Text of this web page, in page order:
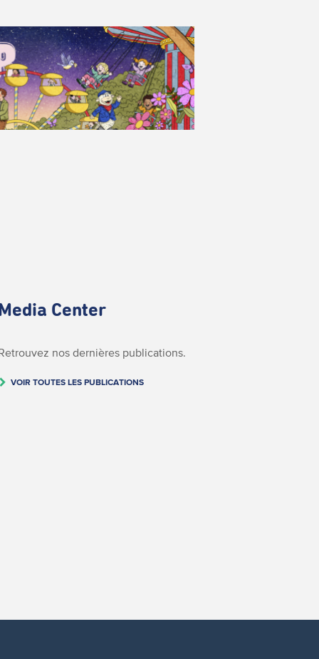
Center
nos dernières publications.
VOIR TOUTES LES PUBLICATIONS